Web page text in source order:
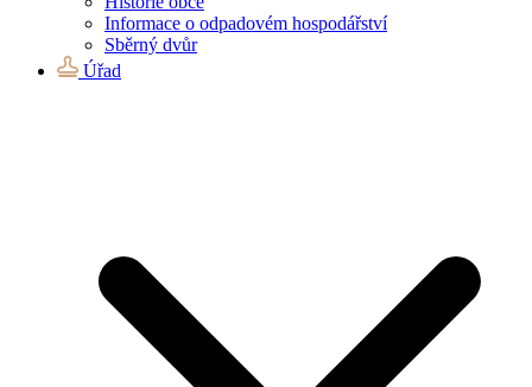
Informace o odpadovém hospodářství
Sběrný dvůr
Úřad